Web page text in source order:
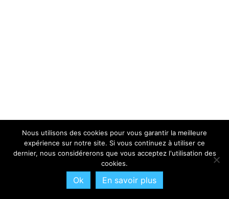
Nous utilisons des cookies pour vous garantir la meilleure
expérience sur notre site. Si vous continuez à utiliser ce
dernier, nous considérerons que vous acceptez l'utilisation des
cookies.
Ok En savoir plus